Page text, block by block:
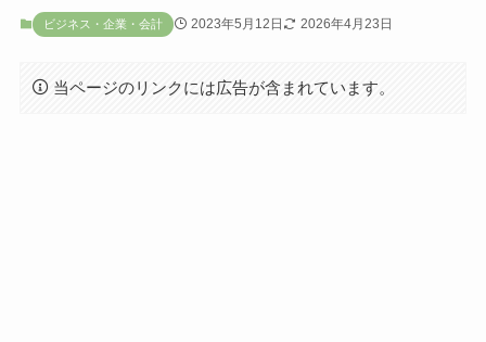
ビジネス・企業・会計 2023年5月12日 2026年4月23日
当ページのリンクには広告が含まれています。